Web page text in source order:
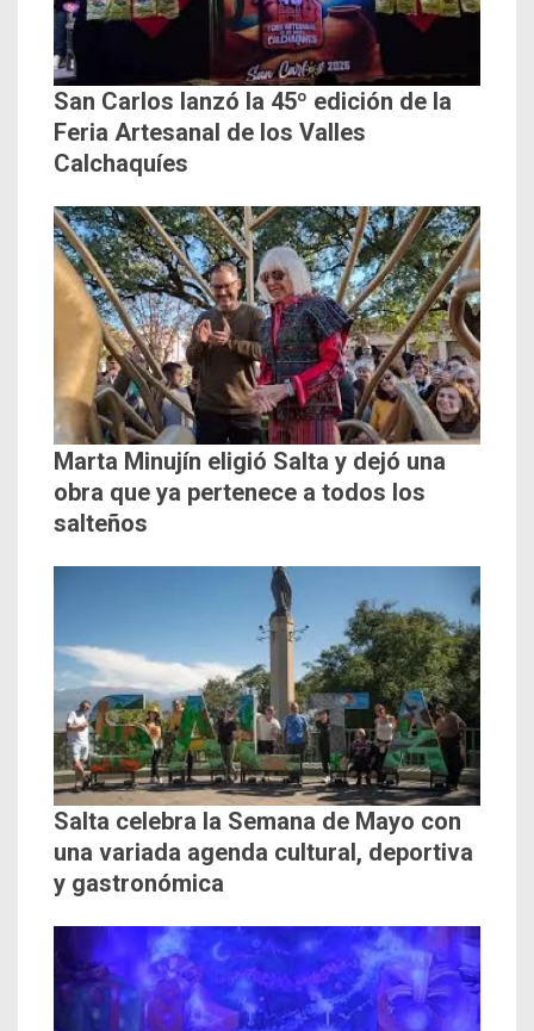
San Carlos lanzó la 45º edición de la
Feria Artesanal de los Valles
Calchaquíes
Marta Minujín eligió Salta y dejó una
obra que ya pertenece a todos los
salteños
Salta celebra la Semana de Mayo con
una variada agenda cultural, deportiva
y gastronómica